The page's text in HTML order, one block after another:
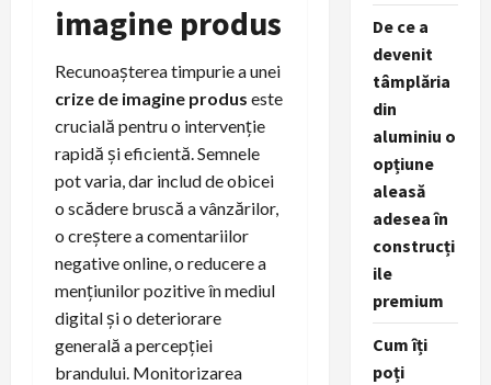
imagine produs
Recunoașterea timpurie a unei
crize de imagine produs este
crucială pentru o intervenție
rapidă și eficientă. Semnele
pot varia, dar includ de obicei
o scădere bruscă a vânzărilor,
o creștere a comentariilor
negative online, o reducere a
mențiunilor pozitive în mediul
digital și o deteriorare
generală a percepției
brandului. Monitorizarea
De ce a
devenit
tâmplăria
din
aluminiu o
opțiune
aleasă
adesea în
construcți
ile
premium
Cum îți
poți